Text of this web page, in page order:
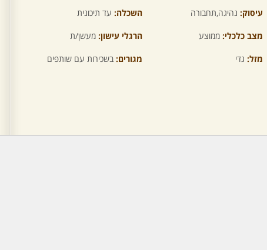
עיסוק: נהיגה,תחבורה השכלה: עד תיכונית
מצב כלכלי: ממוצע הרגלי עישון: מעשן/ת
מזל: גדי מגורים: בשכירות עם שותפים